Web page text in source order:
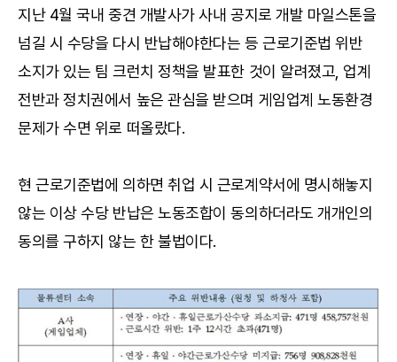
지난 4월 국내 중견 개발사가 사내 공지로 개발 마일스톤을
넘길 시 수당을 다시 반납해야한다는 등 근로기준법 위반
소지가 있는 팀 크런치 정책을 발표한 것이 알려졌고, 업계
전반과 정치권에서 높은 관심을 받으며 게임업계 노동환경
문제가 수면 위로 떠올랐다.
현 근로기준법에 의하면 취업 시 근로계약서에 명시해놓지
않는 이상 수당 반납은 노동조합이 동의하더라도 개개인의
동의를 구하지 않는 한 불법이다.